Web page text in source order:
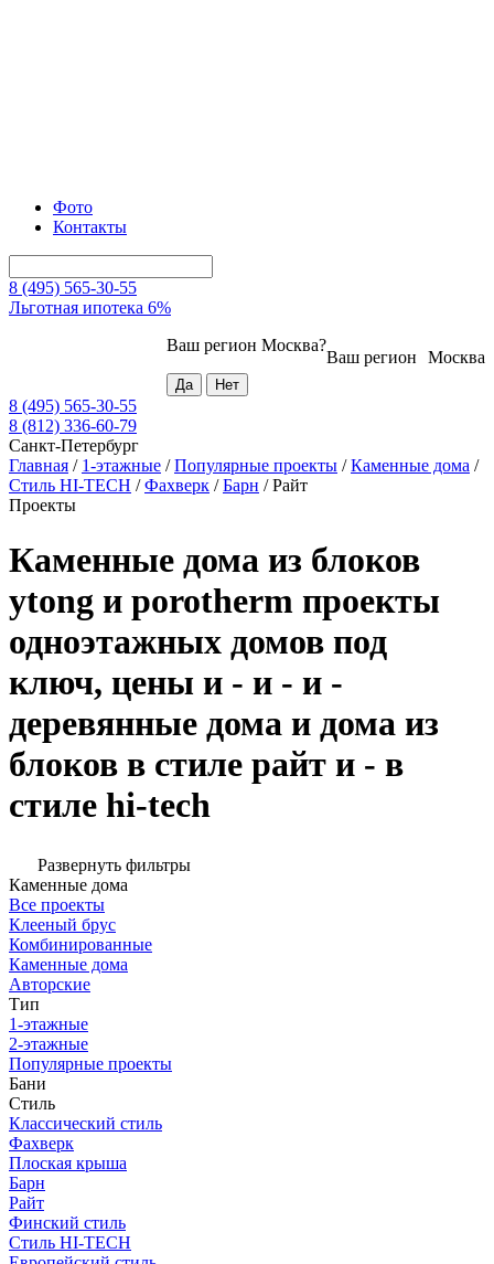
Фото
Контакты
8 (495) 565-30-55
Льготная ипотека 6%
Москва
Ваш регион
Ваш регион Москва?
8 (495) 565-30-55
8 (812) 336-60-79
Санкт-Петербург
Главная / 1-этажные /Популярные проекты /Каменные дома /
Стиль HI-TECH /Фахверк /Барн /Райт
Проекты
Каменные дома из блоков
ytong и porotherm проекты
одноэтажных домов под
ключ, цены и - и - и -
деревянные дома и дома из
блоков в стиле райт и - в
стиле hi-tech
Развернуть фильтры
Каменные дома
Все проекты
Клееный брус
Комбинированные
Каменные дома
Авторские
Тип
1-этажные
2-этажные
Популярные проекты
Бани
Стиль
Классический стиль
Фахверк
Плоская крыша
Барн
Райт
Финский стиль
Стиль HI-TECH